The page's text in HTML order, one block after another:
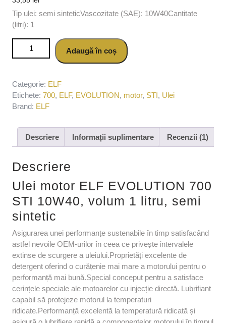
Tip ulei: semi sinteticVascozitate (SAE): 10W40Cantitate
(litri): 1
Cantitate Ulei motor ELF EVOLUTION 700 STI 10W40,
volum 1 litru, semi sintetic
Adaugă în coș
Categorie: ELF
Etichete: 700, ELF, EVOLUTION, motor, STI, Ulei
Brand: ELF
Descriere Informații suplimentare Recenzii (1)
Descriere
Ulei motor ELF EVOLUTION 700
STI 10W40, volum 1 litru, semi
sintetic
Asigurarea unei performanțe sustenabile în timp satisfacând
astfel nevoile OEM-urilor în ceea ce privește intervalele
extinse de scurgere a uleiului.Proprietăți excelente de
detergent oferind o curățenie mai mare a motorului pentru o
performanță mai bună.Special conceput pentru a satisface
cerințele speciale ale motoarelor cu injecție directă. Lubrifiant
capabil să protejeze motorul la temperaturi
ridicate.Performanță excelentă la temperatură ridicată și